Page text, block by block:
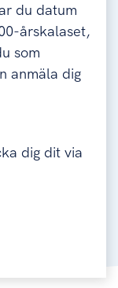
du datum
årskalaset,
som
anmäla dig
dig dit via